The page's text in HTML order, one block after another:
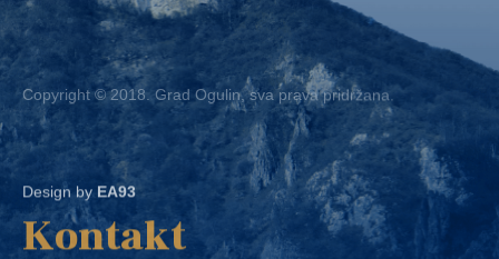
Copyright © 2018. Grad Ogulin, sva prava pridržana.
Design by EA93
Kontakt